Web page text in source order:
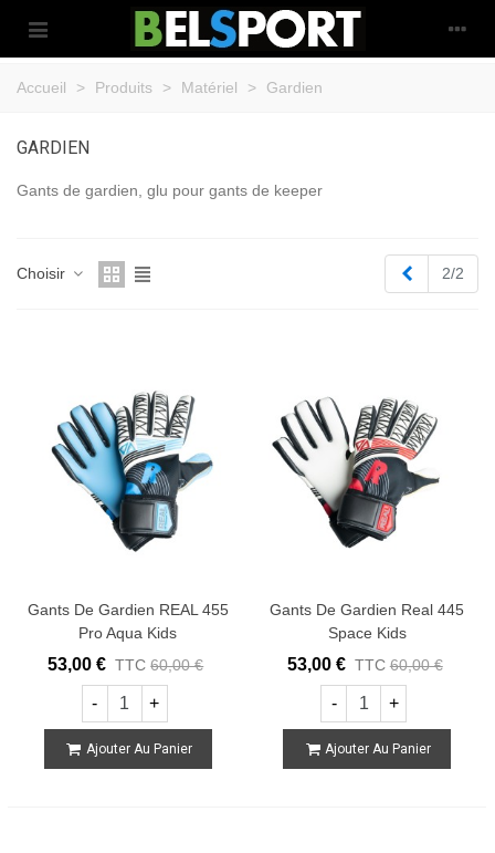
Accueil > Produits > Matériel > Gardien
GARDIEN
Gants de gardien, glu pour gants de keeper
Choisir Précédent
2/2
Gants De Gardien REAL 455
Pro Aqua Kids
53,00 € TTC 60,00 €
- +
Ajouter Au Panier
Gants De Gardien Real 445
Space Kids
53,00 € TTC 60,00 €
- +
Ajouter Au Panier